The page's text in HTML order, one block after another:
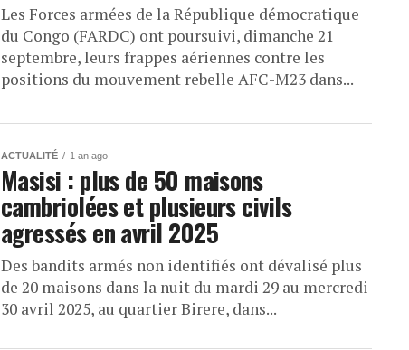
Les Forces armées de la République démocratique
du Congo (FARDC) ont poursuivi, dimanche 21
septembre, leurs frappes aériennes contre les
positions du mouvement rebelle AFC-M23 dans...
ACTUALITÉ 1 an ago
Masisi : plus de 50 maisons
cambriolées et plusieurs civils
agressés en avril 2025
Des bandits armés non identifiés ont dévalisé plus
de 20 maisons dans la nuit du mardi 29 au mercredi
30 avril 2025, au quartier Birere, dans...